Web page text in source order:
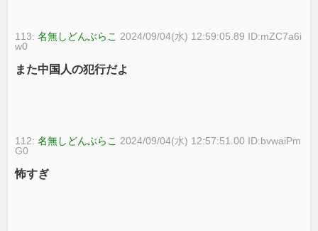
113:名無しどんぶらこ 2024/09/04(水) 12:59:05.89 ID:mZC7a6i
w0
また中国人の犯行だよ
112:名無しどんぶらこ 2024/09/04(水) 12:57:51.00 ID:bvwaiPm
G0
怖すぎ